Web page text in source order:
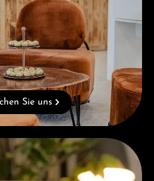
Sie uns
einem Einkauf von 1.000 €